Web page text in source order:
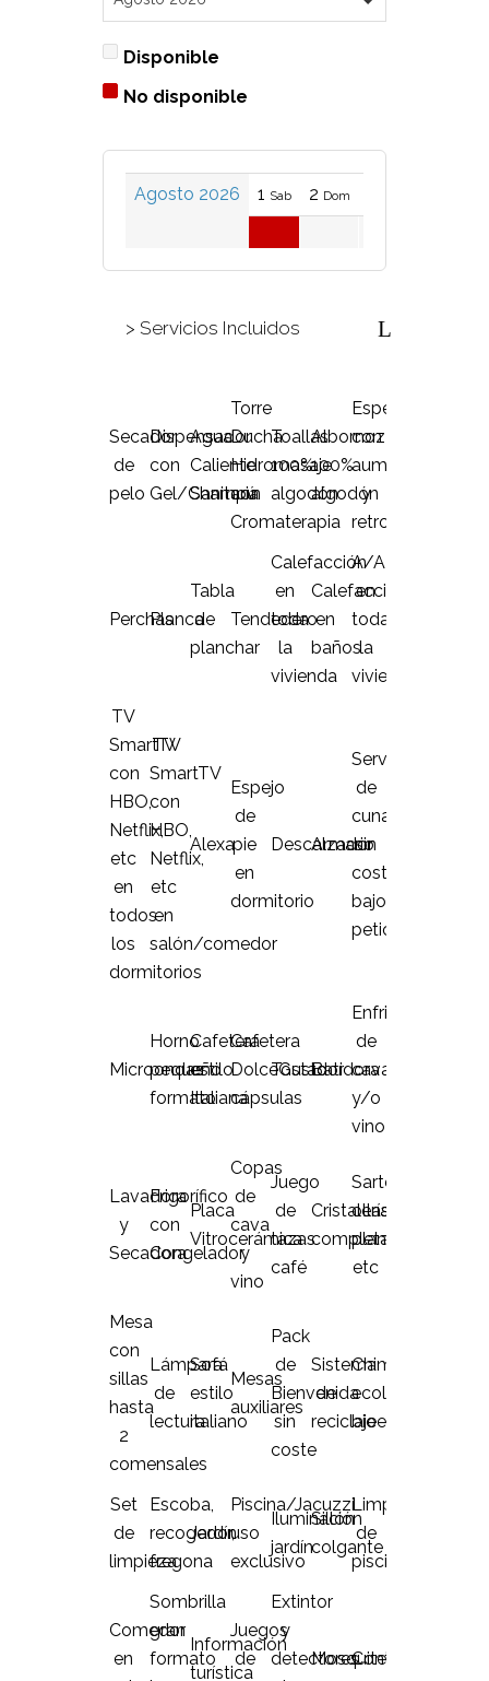
Disponible
No disponible
Agosto 2026 1 Sab 2 Dom
> Servicios Incluidos
Secador
de
pelo
Dispensador
con
Gel/Champú
Agua
Caliente
Sanitaria
Torre
Ducha
Hidromasaje
con
Cromaterapia
Toallas
100%
algodón
Albornoz
100%
algodón
Espejo
con
aumento
y
retroiluminado
PerchasPlanca
Tabla
de
planchar
Tendedero
Calefacción
en
toda
la
vivienda
Calefacción
en
baños
A/A
en
toda
la
vivienda
TV
SmartTV
con
HBO,
Netflix,
etc
en
todos
los
dormitorios
TV
SmartTV
con
HBO,
Netflix,
etc
en
salón/comedor
Alexa
Espejo
de
pie
en
dormitorio
Descalzador
Armario
Servicio
de
cuna
sin
coste
bajo
petición
Microondas
Horno
pequeño
formato
Cafetera
estilo
Italiana
Cafetera
DolceGusto
cápsulas
TostadorBatidora
Enfriador
de
cava
y/o
vino
Lavadora
y
Secadora
Frigorífico
con
Congelador
Placa
Vitrocerámica
Copas
de
cava
y
vino
Juego
de
tazas
café
Cristalería
completa
Sarténes,
ollas,
plancha,
etc
Mesa
con
sillas
hasta
2
comensales
Lámpara
de
lectura
Sofá
estilo
italiano
Mesas
auxiliares
Pack
de
Bienvenida
sin
coste
Sistema
de
reciclaje
Chimenea
ecológica
bioetanol
Set
de
limpieza
Escoba,
recogedor,
fregona
Jardín
Piscina/Jacuzzi
uso
exclusivo
Iluminación
jardín
Sillón
colgante
Limpiador
de
piscina
Comedor
en
Sombrilla
gran
formato
Información
turística
Juegos
de
Extintor
y
detectores
Mosquiteras
Contraventanas